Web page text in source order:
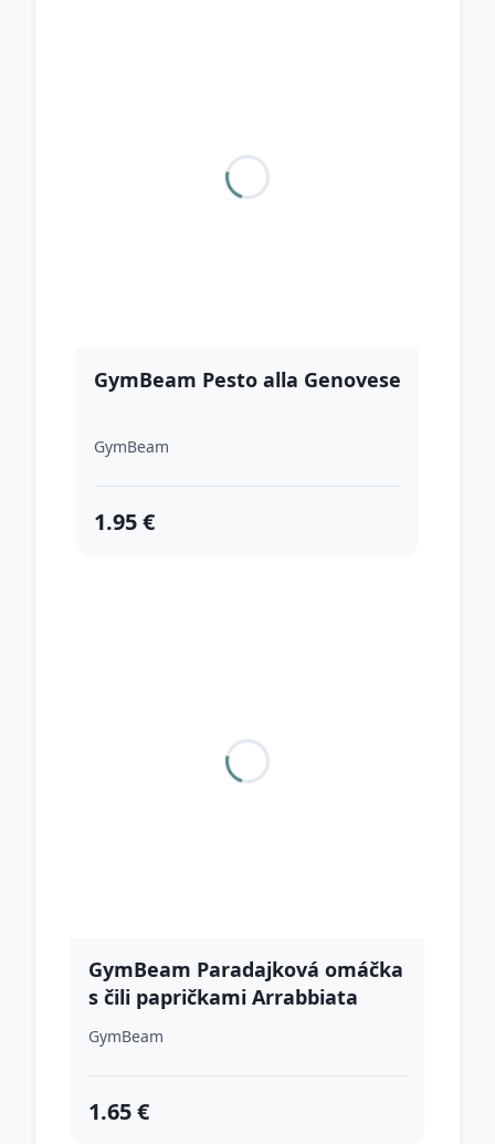
GymBeam Pesto alla Genovese
GymBeam
1.95 €
GymBeam Paradajková omáčka
s čili papričkami Arrabbiata
GymBeam
1.65 €